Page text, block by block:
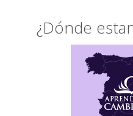
¿Dónde